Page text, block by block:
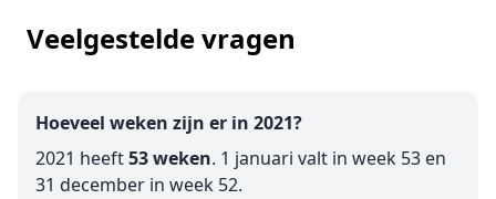
Veelgestelde vragen
Hoeveel weken zijn er in 2021?
2021 heeft53 weken. 1 januari valt in week 53 en
31 december in week 52.